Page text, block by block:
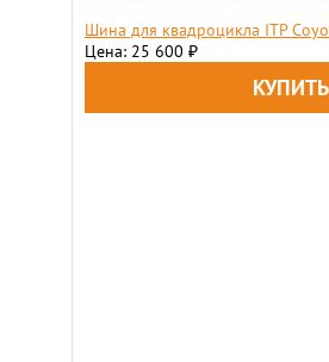
Шина для квадроцикла ITP
Цена: 25 600 ₽